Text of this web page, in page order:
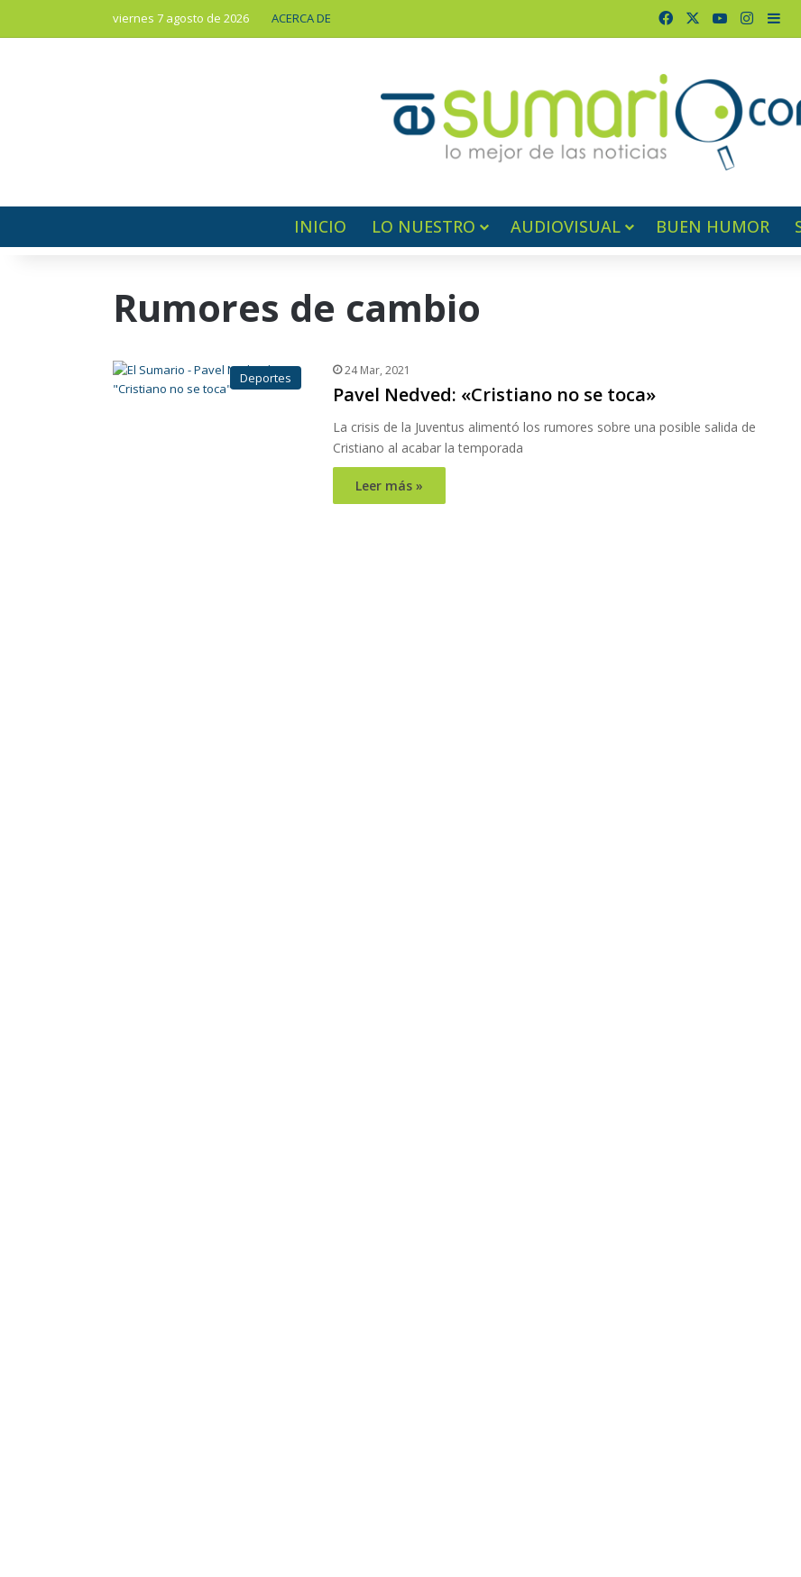
viernes 7 agosto de 2026 ACERCA DE FacebookYouTube
INICIO LO NUESTRO AUDIOVISUAL BUEN HUMOR
Rumores de cambio
Deportes 24 Mar, 2021
Pavel Nedved: «Cristiano no se toca»
La crisis de la Juventus alimentó los rumores sobre una posible salida de
Cristiano al acabar la temporada
Leer más »